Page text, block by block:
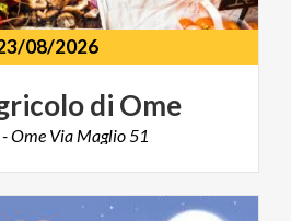
08/2026
di Ome
-Ome Via Maglio 51